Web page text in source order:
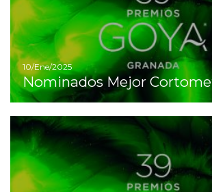
10/Ene/2025
Nominados Mejor